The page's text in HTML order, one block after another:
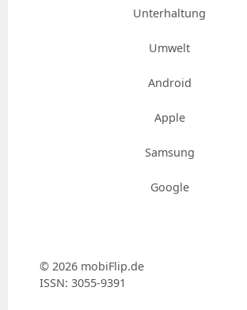
Unterhaltung
Umwelt
Android
Apple
Samsung
Google
© 2026 mobiFlip.de
ISSN: 3055-9391